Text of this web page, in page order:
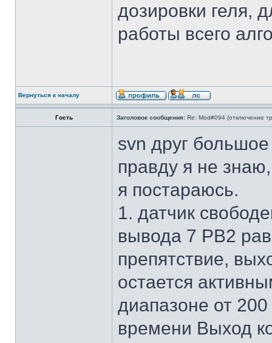
дозировки геля,
работы всего
Вернуться к началу
Гость Заголовок сообщения: Re: Mod#094 (отключение
svn друг
правду я не
я постараюсь.
1. датчик
вывода 7 PB2
препятствие,
остается
диапазоне от
времени Выход